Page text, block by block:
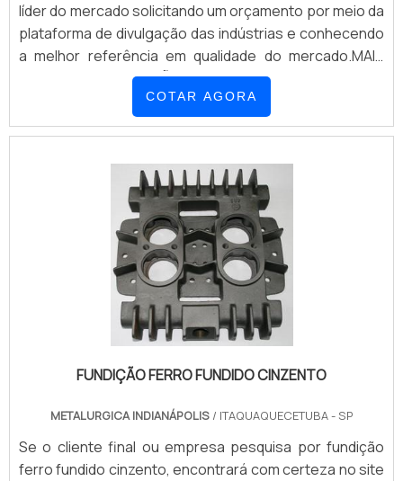
líder do mercado solicitando um orçamento por meio da
plataforma de divulgação das indústrias e conhecendo
a melhor referência em qualidade do mercado.MAIS
SOBRE A FUNDIÇÃO DE PEÇAS EM FERRO
FUNDIDOQuem busca por fundição de peças em ferro
fundido em uma empresa altamente qualificada, acha o
COTAR AGORA
FUNDIÇÃO FERRO FUNDIDO CINZENTO
METALURGICA INDIANÁPOLIS / ITAQUAQUECETUBA - SP
Se o cliente final ou empresa pesquisa por fundição
ferro fundido cinzento, encontrará com certeza no site